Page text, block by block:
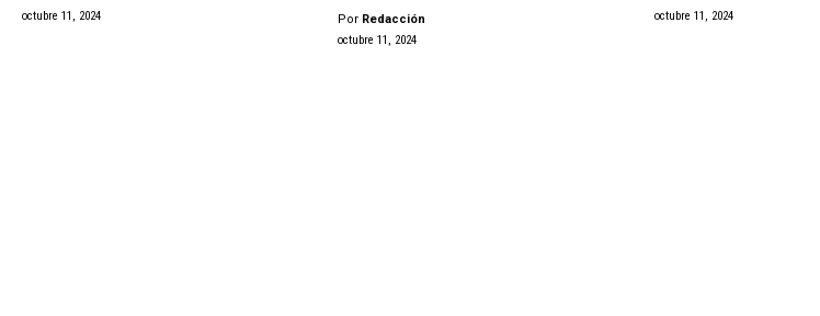
octubre 11, 2024
Por Redacción
octubre 11, 2024
octubre 11, 2024